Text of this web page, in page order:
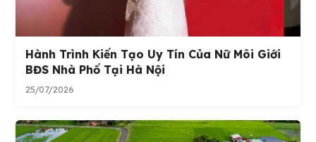
Hành Trình Kiến Tạo Uy Tín Của Nữ Môi Giới
BĐS Nhà Phố Tại Hà Nội
25/07/2026